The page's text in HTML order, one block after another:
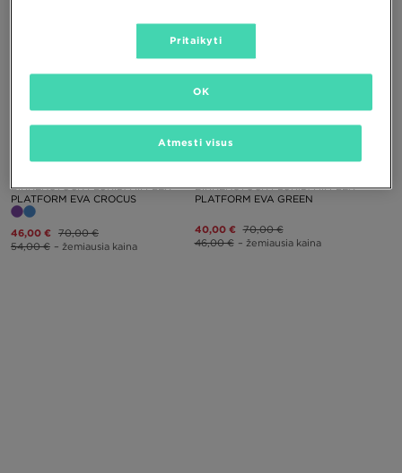
PUIKUS PASIŪLYMAS
BIRKENSTOCK FLORIDA III FLEX
PLATFORM EVA CROCUS
46,00 € 70,00 €
54,00 € – žemiausia kaina
PUIKUS PASIŪLYMAS
BIRKENSTOCK FLORIDA III FLEX
PLATFORM EVA GREEN
40,00 € 70,00 €
46,00 € – žemiausia kaina
Pritaikyti
Atmesti visus
OK